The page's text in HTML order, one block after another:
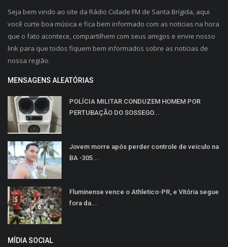
Seja bem vindo ao site da Rádio Cidade FM de Santa Brígida, aqui
você curte boa música e fica bem informado com as noticias na hora
que o fato acontece, compartilhem com seus amigos e envie nosso
link para que todos fiquem bem informados sobre as noticias de
nossa região.
MENSAGENS ALEATÓRIAS
POLÍCIA MILITAR CONDUZEM HOMEM POR
PERTUBAÇÃO DO SOSSEGO...
Jovem morre após perder controle de veiculo na
BA -305...
Fluminense vence o Athletico-PR, e Vitória segue
fora da...
MÍDIA SOCIAL